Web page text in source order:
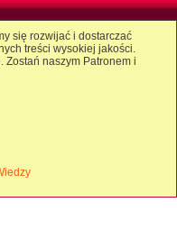
się rozwijać i dostarczać
treści wysokiej jakości.
Zostań naszym Patronem i